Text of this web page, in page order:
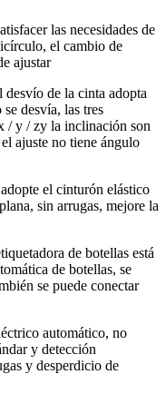
las necesidades de
el cambio de
ajustar
desvío de la cinta adopta
desvía, las tres
/ y / zy la inclinación son
ajuste no tiene ángulo
el cinturón elástico
sin arrugas, mejore la
de botellas está
de botellas, se
se puede conectar
automático, no
y detección
y desperdicio de